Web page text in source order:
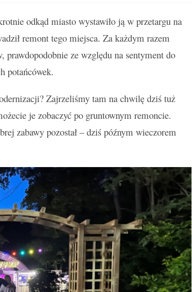
odkąd miasto wystawiło ją w przetargu na
remont tego miejsca. Za każdym razem
prawdopodobnie ze względu na sentyment do
potańcówek.
Zajrzeliśmy tam na chwilę dziś tuż
je zobaczyć po gruntownym remoncie.
zabawy pozostał – dziś późnym wieczorem